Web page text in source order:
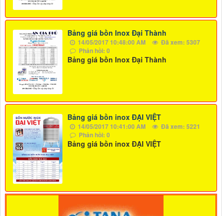
Bảng giá bồn Inox Đại Thành
14/05/2017 10:48:00 AM
Đã xem: 5307
Phản hồi: 0
Bảng giá bồn Inox Đại Thành
Bảng giá bồn inox ĐẠI VIỆT
14/05/2017 10:41:00 AM
Đã xem: 5221
Phản hồi: 0
Bảng giá bồn inox ĐẠI VIỆT